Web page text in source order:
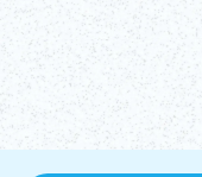
Mehr erfahren!